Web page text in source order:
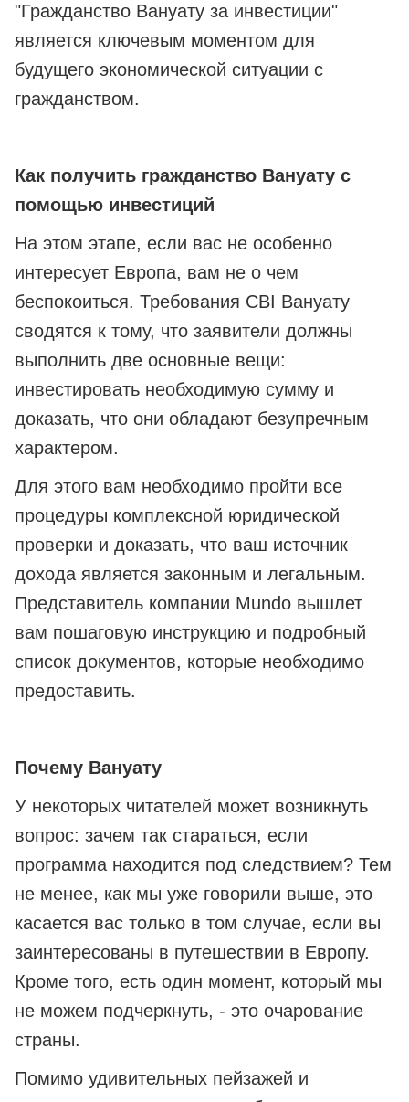
"Гражданство Вануату за инвестиции"
является ключевым моментом для
будущего экономической ситуации с
гражданством.
Как получить гражданство Вануату с
помощью инвестиций
На этом этапе, если вас не особенно
интересует Европа, вам не о чем
беспокоиться. Требования CBI Вануату
сводятся к тому, что заявители должны
выполнить две основные вещи:
инвестировать необходимую сумму и
доказать, что они обладают безупречным
характером.
Для этого вам необходимо пройти все
процедуры комплексной юридической
проверки и доказать, что ваш источник
дохода является законным и легальным.
Представитель компании Mundo вышлет
вам пошаговую инструкцию и подробный
список документов, которые необходимо
предоставить.
Почему Вануату
У некоторых читателей может возникнуть
вопрос: зачем так стараться, если
программа находится под следствием? Тем
не менее, как мы уже говорили выше, это
касается вас только в том случае, если вы
заинтересованы в путешествии в Европу.
Кроме того, есть один момент, который мы
не можем подчеркнуть, - это очарование
страны.
Помимо удивительных пейзажей и